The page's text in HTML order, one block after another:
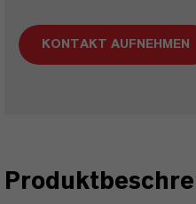
KONTAKT AUFNEHMEN